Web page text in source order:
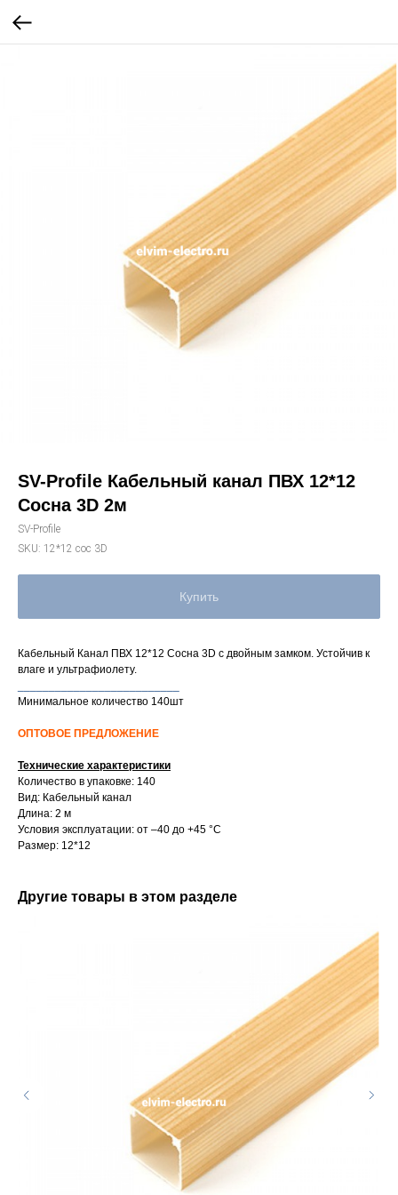
SV-Profile Кабельный канал ПВХ 12*12
Сосна 3D 2м
SV-Profile
SKU: 12*12 сос 3D
Купить
Кабельный Канал ПВХ 12*12 Сосна 3D с двойным замком. Устойчив к
влаге и ультрафиолету.
Минимальное количество 140шт
ОПТОВОЕ ПРЕДЛОЖЕНИЕ
Технические характеристики
Количество в упаковке: 140
Вид: Кабельный канал
Длина: 2 м
Условия эксплуатации: от –40 до +45 °С
Размер: 12*12
Другие товары в этом разделе